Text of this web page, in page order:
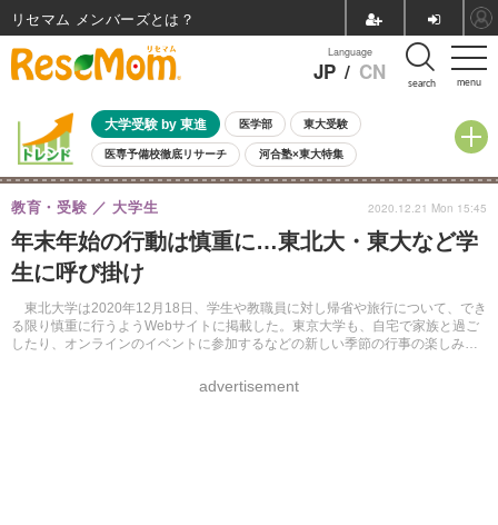
menu
Language
JP / CN search
大学受験 by 東進 医学部 東大受験
医専予備校徹底リサーチ 河合塾×東大特集
親子で考える大学選び 高校受験 中学受験 小学校受験
共通テスト 夏休み
8月開催イベント・WS 全国公立高校 過去問 人気記事
自由研究教材（小学生向け）
年末年始の行動は慎重に…東北大・東大など学
生に呼び掛け
東北大学は2020年12月18日、学生や教職員に対し帰省や旅行について、でき
る限り慎重に行うようWebサイトに掲載した。東京大学も、自宅で家族と過ご
したり、オンラインのイベントに参加するなどの新しい季節の行事の楽しみ方
教育・受験 大学生
advertisement
2020.12.21 Mon 15:45
リセマム メンバーズ